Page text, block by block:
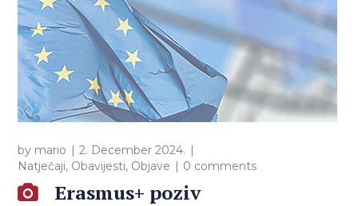
by mario
2. December 2024.
Natječaji, Obavijesti, Objave 0 comments
Erasmus+ poziv